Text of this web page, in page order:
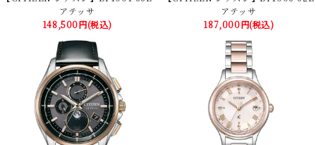
アテッサ
148,500円(税込)
アテッサ
187,000円(税込)